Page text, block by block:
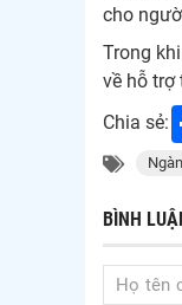
cho
Trong
về hỗ trợ
Chia sẻ:
BÌNH